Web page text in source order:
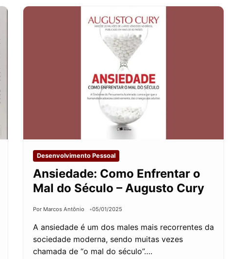
Desenvolvimento Pessoal
Ansiedade: Como Enfrentar o
Mal do Século – Augusto Cury
Por Marcos Antônio 05/01/2025
A ansiedade é um dos males mais recorrentes da
sociedade moderna, sendo muitas vezes
chamada de “o mal do século”….